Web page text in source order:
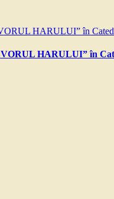
HARULUI” în